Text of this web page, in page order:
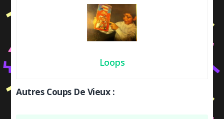
Loops
Autres Coups De Vieux :